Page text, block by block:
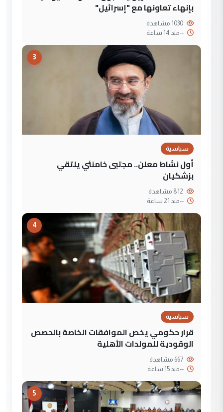
بإنهاء تعاونها مع "إسرائيل"
--منذ 14 ساعة
3
سياسية
أول نشاط معلن.. مجتبى خامنئي يلتقي
بزشكيان
--منذ 21 ساعة
4
سياسية
قرار حكومي يخص الموافقات الخاصة بالحصص
الوقودية للمولدات الأهلية
--منذ 15 ساعة
5